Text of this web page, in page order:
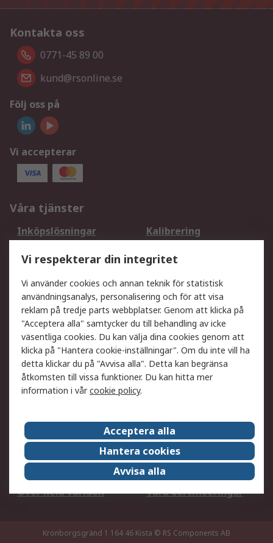
Kontakta oss
0771-45 89 00
kund@rsonline.se
Följ oss på
Vi accepterar
Våra tjänster
Inköpslösningar
Kalibrering
DesignSpark
Teknisk Support
Ditt lokala säljteam
Exportlösningar
Support
Få hjälp
Retur av varor
Leverans
Spåra din order
Begär en fakturakopi
Fördelar med RS-konto
Betalningsalternativ
Om RS
Försäljningsvillkor
Det juridiska
Press Centre
Jobba hos RS
ESG
Över hela världen
Våra certificeringar
Kronborgsgränd 1 164 46 Kista © RS Components AB
Vi respekterar din integritet
Vi använder cookies och annan teknik för statistisk
användningsanalys, personalisering och för att visa
reklam på tredje parts webbplatser. Genom att klicka på
"Acceptera alla" samtycker du till behandling av icke
väsentliga cookies. Du kan välja dina cookies genom att
klicka på "Hantera cookie-inställningar". Om du inte vill ha
detta klickar du på "Avvisa alla". Detta kan begränsa
åtkomsten till vissa funktioner. Du kan hitta mer
information i vårcookie policy.
Acceptera alla
Hantera cookies
Avvisa alla